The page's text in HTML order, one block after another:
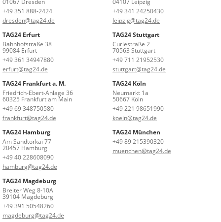
01067 Dresden
+49 351 888-2424
dresden@tag24.de
04107 Leipzig
+49 341 24250430
leipzig@tag24.de
TAG24 Erfurt
Bahnhofstraße 38
99084 Erfurt
+49 361 34947880
erfurt@tag24.de
TAG24 Stuttgart
Curiestraße 2
70563 Stuttgart
+49 711 21952530
stuttgart@tag24.de
TAG24 Frankfurt a. M.
Friedrich-Ebert-Anlage 36
60325 Frankfurt am Main
+49 69 348750580
frankfurt@tag24.de
TAG24 Köln
Neumarkt 1a
50667 Köln
+49 221 98651990
koeln@tag24.de
TAG24 Hamburg
Am Sandtorkai 77
20457 Hamburg
+49 40 228608090
hamburg@tag24.de
TAG24 München
+49 89 215390320
muenchen@tag24.de
TAG24 Magdeburg
Breiter Weg 8-10A
39104 Magdeburg
+49 391 50548260
magdeburg@tag24.de